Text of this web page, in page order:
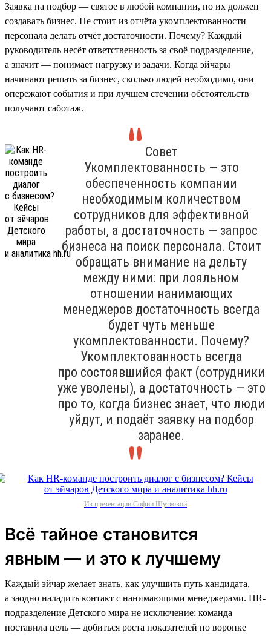
Заявка на подбор — святое в любой компании, но их должен
создавать бизнес. Не стоит из отчёта укомплектованности
персонала делать отчёт достаточности. Почему? Каждый
руководитель несёт ответственность за своё подразделение,
а значит — понимает нагрузку и задачи. Когда эйчары
начинают решать за бизнес, сколько людей необходимо, они
опережают события и при лучшем стечении обстоятельств
получают саботаж.
Совет
Укомплектованность — это
обеспеченность компании
необходимым количеством
сотрудников для эффективной
работы, а достаточность — запрос
бизнеса на поиск персонала. Стоит
обращать внимание на дельту
между ними: при лояльном
отношении нанимающих
менеджеров достаточность всегда
будет чуть меньше
укомплектованности. Почему?
Укомплектованность всегда
про состоявшийся факт (сотрудники
уже уволены), а достаточность — это
про то, когда бизнес знает, что люди
уйдут, и подаёт заявку на подбор
заранее.
Из презентации Софии Шутковой
Всё тайное становится
явным — и это к лучшему
Каждый эйчар желает знать, как улучшить путь кандидата,
а заодно наладить контакт с нанимающими менеджерами. HR-
подразделение Детского мира не исключение: команда
поставила цель — добиться роста показателей по воронке